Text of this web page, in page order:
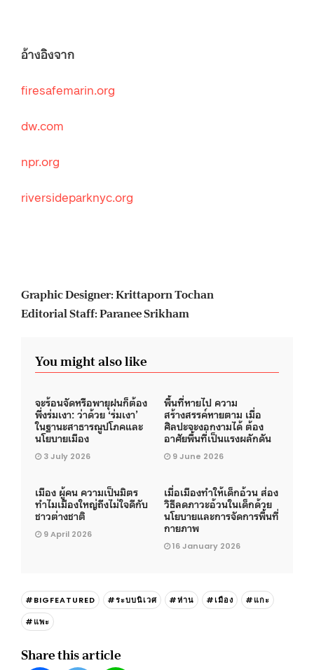
อ้างอิงจาก
firesafemarin.org
dw.com
npr.org
riversideparknyc.org
Graphic Designer: Krittaporn Tochan
Editorial Staff: Paranee Srikham
You might also like
จะร้อนจัดหรือพายุฝนก็ต้อง
พึ่งร่มเงา: ว่าด้วย ‘ร่มเงา’
ในฐานะสาธารณูปโภคและ
นโยบายเมือง
3 July 2026
พื้นที่หายไป ความ
สร้างสรรค์หายตาม เมื่อ
ศิลปะจะงอกงามได้ ต้อง
อาศัยพื้นที่เป็นแรงผลักดัน
9 June 2026
เมือง ผู้คน ความเป็นมิตร
ทำไมเมืองใหญ่ถึงไม่ใจดีกับ
ชาวต่างชาติ
9 April 2026
เมื่อเมืองทำให้เด็กอ้วน ส่อง
วิธีลดภาวะอ้วนในเด็กด้วย
นโยบายและการจัดการพื้นที่
กายภาพ
16 January 2026
#BIGFEATURED #ระบบนิเวศ #ห่าน #เมือง
#แกะ
#แพะ
Share this article